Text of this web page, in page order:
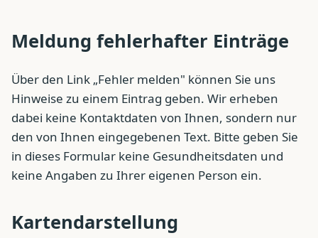
Meldung fehlerhafter Einträge
Über den Link „Fehler melden" können Sie uns
Hinweise zu einem Eintrag geben. Wir erheben
dabei keine Kontaktdaten von Ihnen, sondern nur
den von Ihnen eingegebenen Text. Bitte geben Sie
in dieses Formular keine Gesundheitsdaten und
keine Angaben zu Ihrer eigenen Person ein.
Kartendarstellung